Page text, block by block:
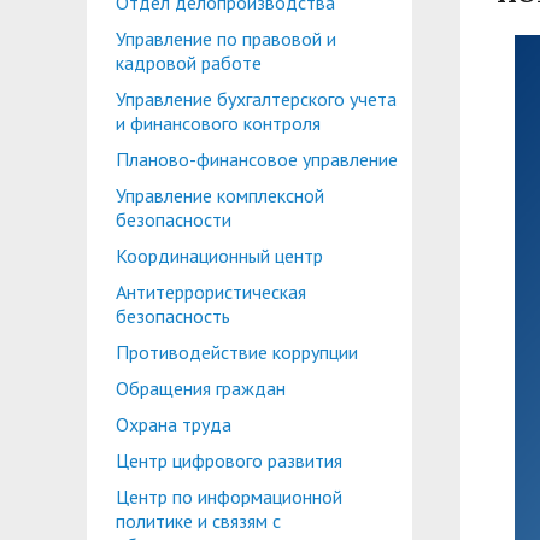
Планово-финансовое управление
Координационный центр
Противодействие коррупции
Охрана труда
Центр по информационной политике и
Управление по административно-
Профком студентов и аспирантов
Лучшие студенты
Вопросы ректору
Центр карьеры
Консультационный центр поддержки
Учебно-тренинговый центр
Центр тестирования иностранных граждан
Центр русского языка как иностранного
Образовательный модуль «Обучение
Управление по правовой и
кадровой работе
Управление бухгалтерского учета
и финансового контроля
Планово-финансовое управление
Управление комплексной
безопасности
Координационный центр
Антитеррористическая
безопасность
Противодействие коррупции
Обращения граждан
Охрана труда
Центр цифрового развития
Центр по информационной
политике и связям с